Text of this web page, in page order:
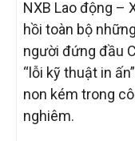
NXB Lao động –
hồi toàn bộ
người đứng đầu
“lỗi kỹ thuật in
non kém trong
nghiêm.